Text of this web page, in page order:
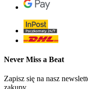
Never Miss a Beat
Zapisz się na nasz